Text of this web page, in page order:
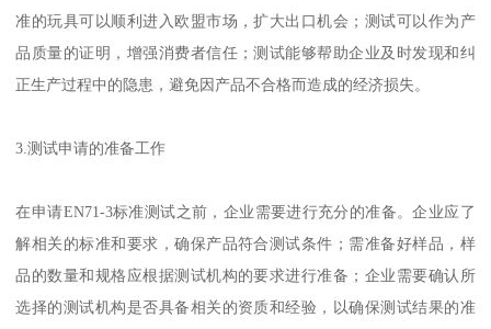
准的玩具可以顺利进入欧盟市场，扩大出口机会；测试可以作为产
品质量的证明，增强消费者信任；测试能够帮助企业及时发现和纠
正生产过程中的隐患，避免因产品不合格而造成的经济损失。
3.测试申请的准备工作
在申请EN71-3标准测试之前，企业需要进行充分的准备。企业应了
解相关的标准和要求，确保产品符合测试条件；需准备好样品，样
品的数量和规格应根据测试机构的要求进行准备；企业需要确认所
选择的测试机构是否具备相关的资质和经验，以确保测试结果的准